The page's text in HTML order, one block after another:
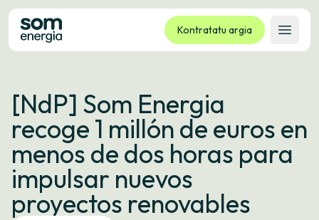
Kontratatu argia
Ireki
Tarifak
Zerbitzuak
Enpresak
Kooperatiba
Kontaktua
Izapideak
[NdP] Som Energia
recoge 1 millón de euros en
menos de dos horas para
impulsar nuevos
proyectos renovables